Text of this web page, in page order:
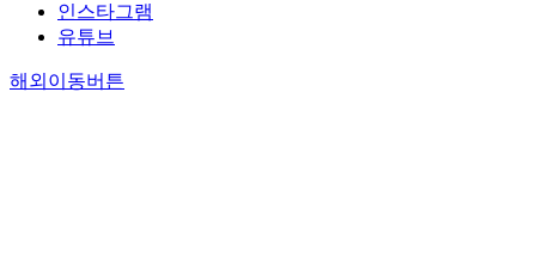
인스타그램
유튜브
해외이동버튼